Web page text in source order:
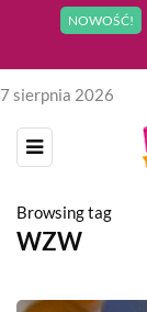
NOWOŚĆ!
7 sierpnia 2026
Browsing tag
WZW